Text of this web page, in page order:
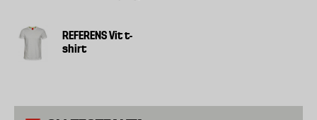
REFERENS Vit t-
shirt